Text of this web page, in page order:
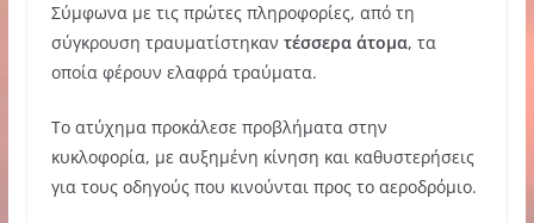
Σύμφωνα με τις πρώτες πληροφορίες, από τη
σύγκρουση τραυματίστηκαν τέσσερα άτομα, τα
οποία φέρουν ελαφρά τραύματα.
Το ατύχημα προκάλεσε προβλήματα στην
κυκλοφορία, με αυξημένη κίνηση και καθυστερήσεις
για τους οδηγούς που κινούνται προς το αεροδρόμιο.